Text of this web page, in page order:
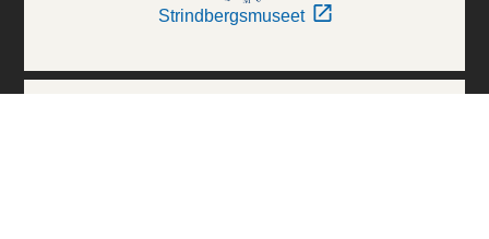
Strindbergsmuseet